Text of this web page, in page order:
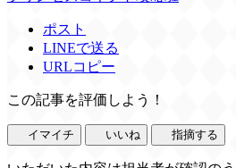
ポスト
LINEで送る
URLコピー
この記事を評価しよう！
イマイチ いいね 指摘する